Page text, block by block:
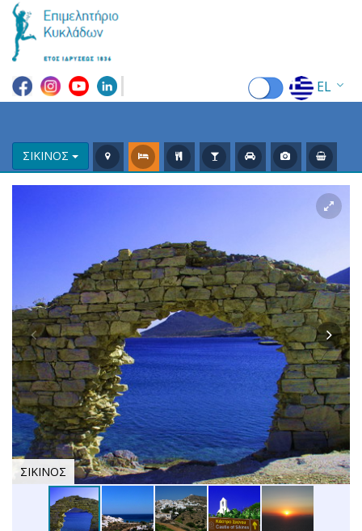
EL
FR
DE
IT
RU
CN
ΣΙΚΙΝΟΣ
ΣΙΚΙΝΟΣ